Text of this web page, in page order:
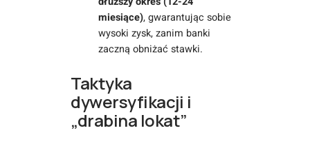
miesiące), gwarantując sobie
wysoki zysk, zanim banki
zaczną obniżać stawki.
Taktyka
dywersyfikacji i
„drabina lokat”